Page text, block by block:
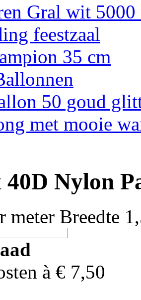
Gral wit 5000
feestzaal
35 cm
50 goud
met mooie
40D Nylon
meter Breedte
à € 7,50